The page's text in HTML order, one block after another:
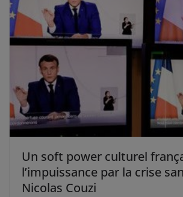
Un soft power culturel
l’impuissance par la crise
Nicolas Couzi